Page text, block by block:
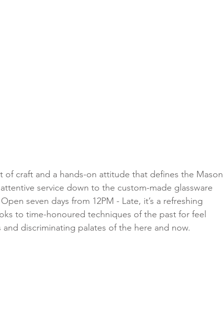
of craft and a hands-on attitude that defines the Mason
service down to the custom-made glassware
seven days from 12PM - Late, it’s a refreshing
to time-honoured techniques of the past for feel
discriminating palates of the here and now.